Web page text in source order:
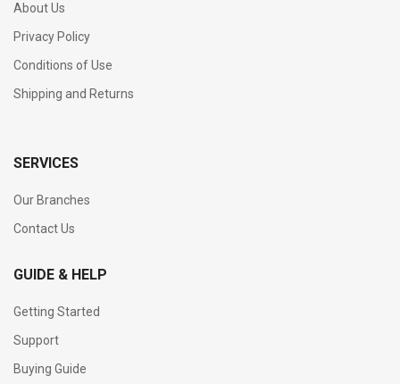
About Us
Privacy Policy
Conditions of Use
Shipping and Returns
SERVICES
Our Branches
Contact Us
GUIDE & HELP
Getting Started
Support
Buying Guide